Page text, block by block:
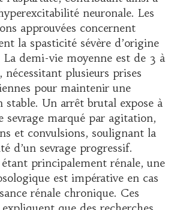
neuronale. Les
approuvées concernent
la spasticité sévère d’origine
La demi-vie moyenne est de 3 à
nécessitant plusieurs prises
pour maintenir une
stable. Un arrêt brutal expose à
sevrage marqué par agitation,
et convulsions, soulignant la
d’un sevrage progressif.
principalement rénale, une
est impérative en cas
rénale chronique. Ces